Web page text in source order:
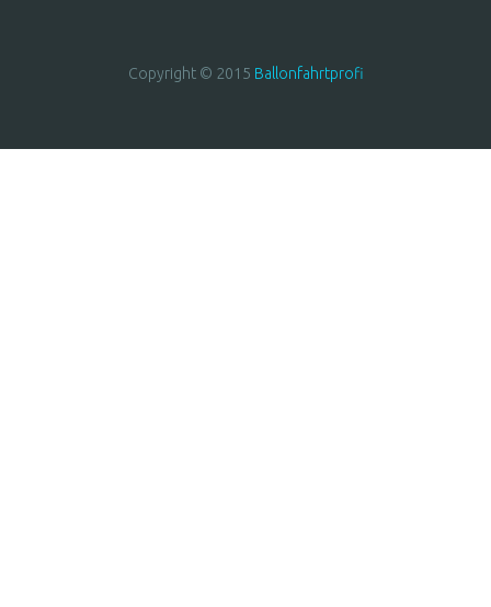
Copyright © 2015 Ballonfahrtprofi